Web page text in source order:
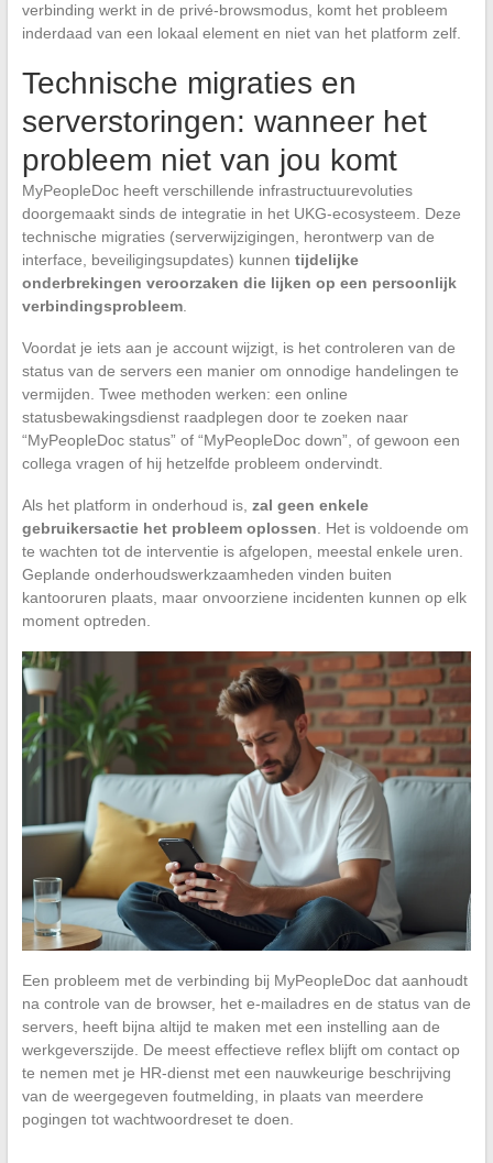
verbinding werkt in de privé-browsmodus, komt het probleem
inderdaad van een lokaal element en niet van het platform zelf.
Technische migraties en
serverstoringen: wanneer het
probleem niet van jou komt
MyPeopleDoc heeft verschillende infrastructuurevoluties
doorgemaakt sinds de integratie in het UKG-ecosysteem. Deze
technische migraties (serverwijzigingen, herontwerp van de
interface, beveiligingsupdates) kunnen tijdelijke
onderbrekingen veroorzaken die lijken op een persoonlijk
verbindingsprobleem.
Voordat je iets aan je account wijzigt, is het controleren van de
status van de servers een manier om onnodige handelingen te
vermijden. Twee methoden werken: een online
statusbewakingsdienst raadplegen door te zoeken naar
“MyPeopleDoc status” of “MyPeopleDoc down”, of gewoon een
collega vragen of hij hetzelfde probleem ondervindt.
Als het platform in onderhoud is, zal geen enkele
gebruikersactie het probleem oplossen . Het is voldoende om
te wachten tot de interventie is afgelopen, meestal enkele uren.
Geplande onderhoudswerkzaamheden vinden buiten
kantooruren plaats, maar onvoorziene incidenten kunnen op elk
moment optreden.
Een probleem met de verbinding bij MyPeopleDoc dat aanhoudt
na controle van de browser, het e-mailadres en de status van de
servers, heeft bijna altijd te maken met een instelling aan de
werkgeverszijde. De meest effectieve reflex blijft om contact op
te nemen met je HR-dienst met een nauwkeurige beschrijving
van de weergegeven foutmelding, in plaats van meerdere
pogingen tot wachtwoordreset te doen.